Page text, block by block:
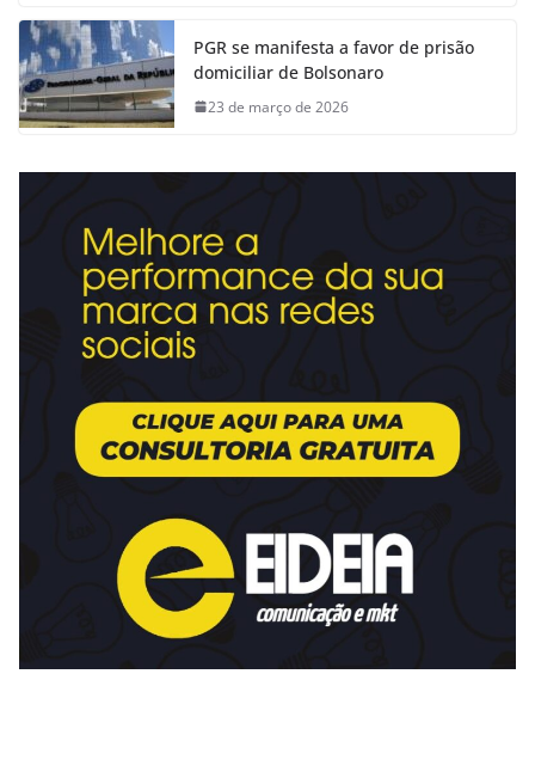
PGR se manifesta a favor de prisão
domiciliar de Bolsonaro
23 de março de 2026